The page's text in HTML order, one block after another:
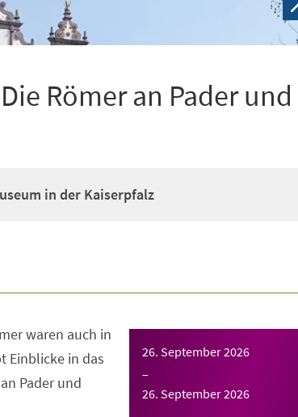
Römer an Pader und
in der Kaiserpfalz
26. September 2026
–
26. September 2026
waren auch in
Einblicke in das
Pader und